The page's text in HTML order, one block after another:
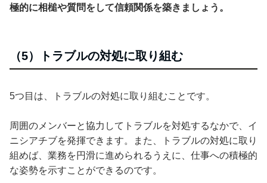
極的に相槌や質問をして信頼関係を築きましょう。
（5）トラブルの対処に取り組む
5つ目は、トラブルの対処に取り組むことです。
周囲のメンバーと協力してトラブルを対処するなかで、イ
ニシアチブを発揮できます。また、トラブルの対処に取り
組めば、業務を円滑に進められるうえに、仕事への積極的
な姿勢を示すことができるのです。